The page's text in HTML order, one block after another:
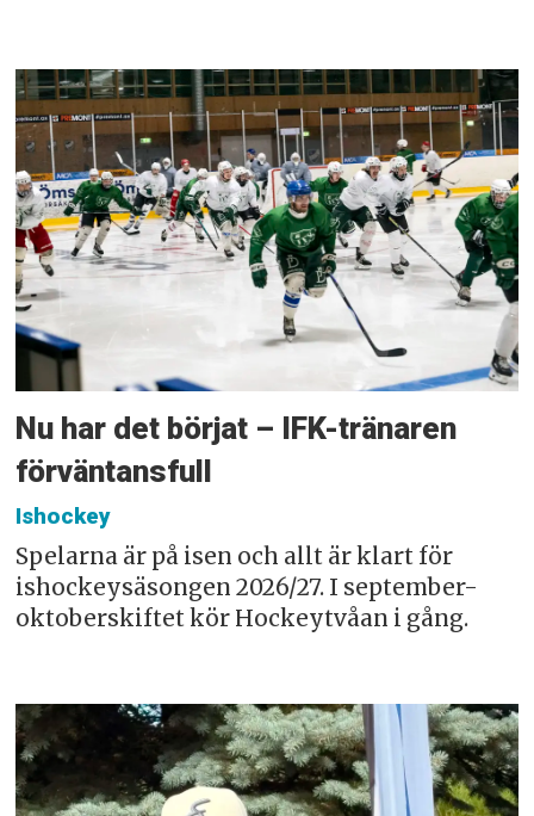
Nu har det börjat – IFK-tränaren
förväntansfull
Ishockey
Spelarna är på isen och allt är klart för
ishockeysäsongen 2026/27. I september-
oktoberskiftet kör Hockeytvåan i gång.